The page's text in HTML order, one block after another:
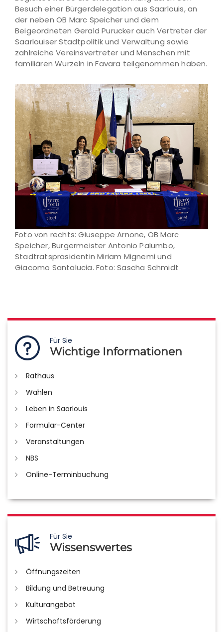
Besuch einer Bürgerdelegation aus Saarlouis, an
der neben OB Marc Speicher und dem
Beigeordneten Gerald Purucker auch Vertreter der
Saarlouiser Stadtpolitik und Verwaltung sowie
zahlreiche Vereinsvertreter und Menschen mit
familiären Wurzeln in Favara teilgenommen haben.
Foto von rechts: Giuseppe Arnone, OB Marc
Speicher, Bürgermeister Antonio Palumbo,
Stadtratspräsidentin Miriam Mignemi und
Giacomo Santalucia. Foto: Sascha Schmidt
Für Sie
Wichtige Informationen
Rathaus
Wahlen
Leben in Saarlouis
Formular-Center
Veranstaltungen
NBS
Online-Terminbuchung
Für Sie
Wissenswertes
Öffnungszeiten
Bildung und Betreuung
Kulturangebot
Wirtschaftsförderung